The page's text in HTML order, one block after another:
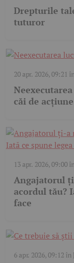
Drepturile
tuturor
20 apr. 2026, 09:21
căi de acțiune
13 apr. 2026, 09:00
Angajatorul
acordul tău?
face
6 apr. 2026, 09:12 în